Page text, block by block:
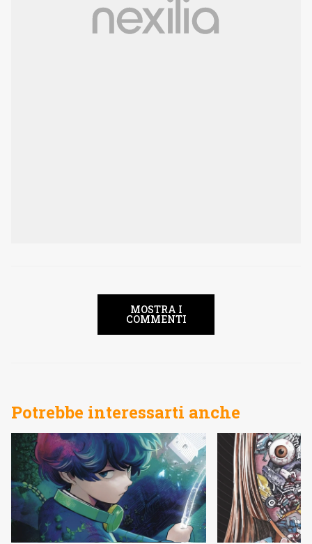
MOSTRA I
COMMENTI
Potrebbe interessarti anche